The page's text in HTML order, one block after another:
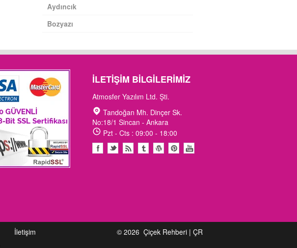
Aydıncık
Bozyazı
İLETIŞIM BILGILERIMIZ
Atmosfer Yazılım Ltd. Şti.
Tandoğan Mh. Dinçer Sk.
No:18/1 Sincan - Ankara
Pzt - Cts : 09:00 - 18:00
İletişim © 2026 Çiçek Rehberi | ÇR